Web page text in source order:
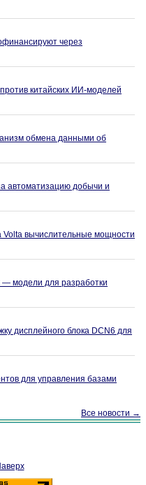
через
китайских ИИ-моделей
обмена данными об
автоматизацию добычи и
Volta вычислительные мощности
— модели для разработки
дисплейного блока DCN6 для
для управления базами
Все новости →